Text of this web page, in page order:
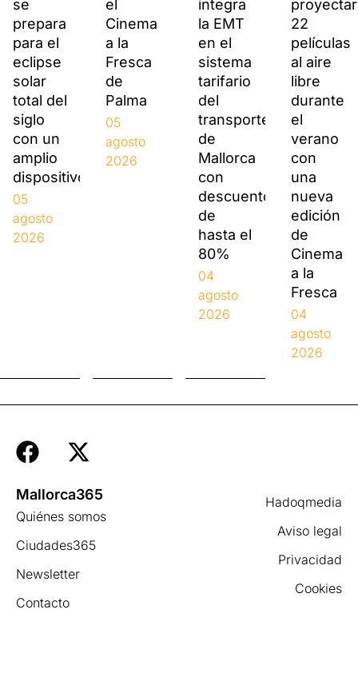
se
prepara
para el
eclipse
solar
total del
siglo
con un
amplio
dispositivo
05
agosto
2026
el
Cinema
a la
Fresca
de
Palma
05
agosto
2026
integra
la EMT
en el
sistema
tarifario
del
transporte
de
Mallorca
con
descuentos
de
hasta el
80%
04
agosto
2026
22
películas
al aire
libre
durante
el
verano
con
una
nueva
edición
de
Cinema
a la
Fresca
04
agosto
2026
Hadoqmedia
Aviso legal
Privacidad
Cookies
Mallorca365
Quiénes somos
Ciudades365
Newsletter
Contacto